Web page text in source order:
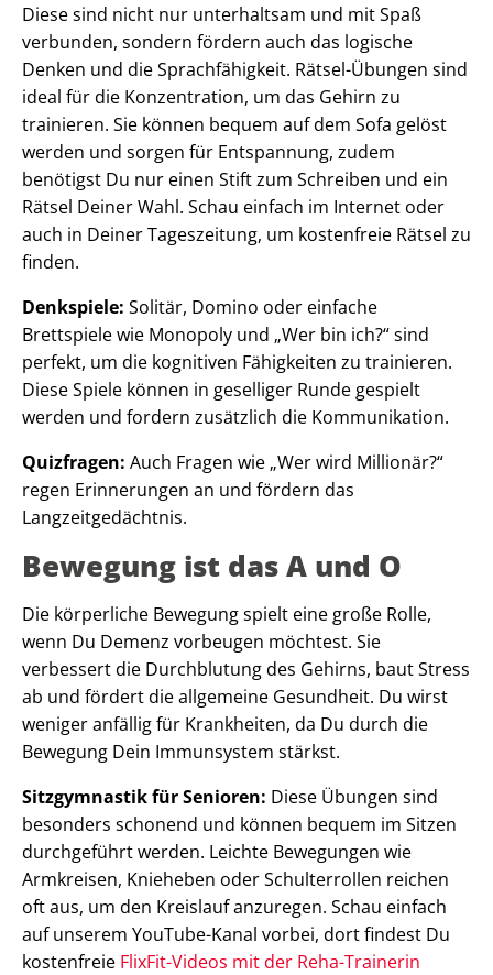
Diese sind nicht nur unterhaltsam und mit Spaß
verbunden, sondern fördern auch das logische
Denken und die Sprachfähigkeit. Rätsel-Übungen sind
ideal für die Konzentration, um das Gehirn zu
trainieren. Sie können bequem auf dem Sofa gelöst
werden und sorgen für Entspannung, zudem
benötigst Du nur einen Stift zum Schreiben und ein
Rätsel Deiner Wahl. Schau einfach im Internet oder
auch in Deiner Tageszeitung, um kostenfreie Rätsel zu
finden.
Denkspiele: Solitär, Domino oder einfache
Brettspiele wie Monopoly und „Wer bin ich?“ sind
perfekt, um die kognitiven Fähigkeiten zu trainieren.
Diese Spiele können in geselliger Runde gespielt
werden und fordern zusätzlich die Kommunikation.
Quizfragen: Auch Fragen wie „Wer wird Millionär?“
regen Erinnerungen an und fördern das
Langzeitgedächtnis.
Bewegung ist das A und O
Die körperliche Bewegung spielt eine große Rolle,
wenn Du Demenz vorbeugen möchtest. Sie
verbessert die Durchblutung des Gehirns, baut Stress
ab und fördert die allgemeine Gesundheit. Du wirst
weniger anfällig für Krankheiten, da Du durch die
Bewegung Dein Immunsystem stärkst.
Sitzgymnastik für Senioren: Diese Übungen sind
besonders schonend und können bequem im Sitzen
durchgeführt werden. Leichte Bewegungen wie
Armkreisen, Knieheben oder Schulterrollen reichen
oft aus, um den Kreislauf anzuregen. Schau einfach
auf unserem YouTube-Kanal vorbei, dort findest Du
kostenfreie FlixFit-Videos mit der Reha-Trainerin